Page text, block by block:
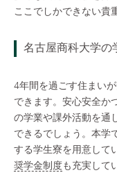
ここでしかできない貴
名古屋商科大学の
4年間を過ごす住まい
できます。安心安全か
の学業や課外活動を通
できるでしょう。本学
する学生寮を用意して
奨学金制度も充実して